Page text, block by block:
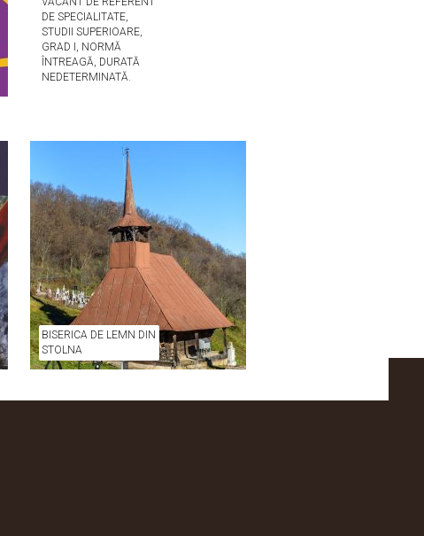
DE SPECIALITATE,
STUDII SUPERIOARE,
GRAD I, NORMĂ
ÎNTREAGĂ, DURATĂ
NEDETERMINATĂ.
BISERICA DE LEMN DIN
STOLNA